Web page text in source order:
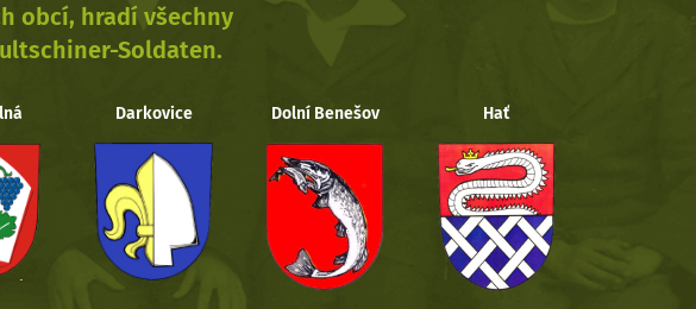
obcí, hradí všechny
Soldaten.
Darkovice Dolní Benešov Hať